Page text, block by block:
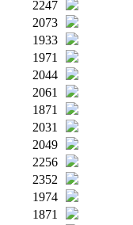
2247
2073
1933
1971
2044
2061
1871
2031
2049
2256
2352
1974
1871